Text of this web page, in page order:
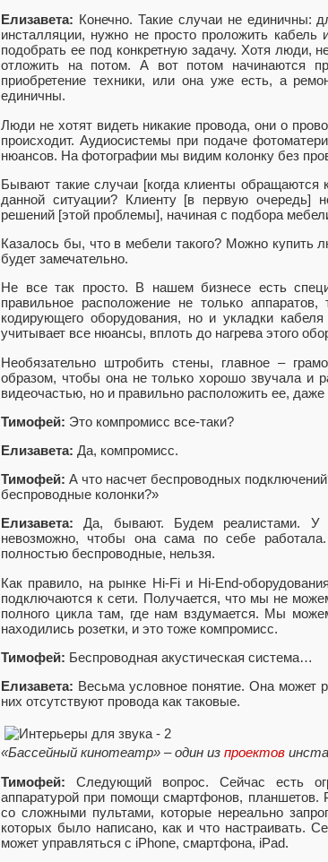
Елизавета: Конечно. Такие случаи не единичны:
инсталляции, нужно не просто проложить кабель
подобрать ее под конкретную задачу. Хотя люди,
отложить на потом. А вот потом начинаются
приобретение техники, или она уже есть, а
единичны.
Люди не хотят видеть никакие провода, они о
происходит. Аудиосистемы при подаче
нюансов. На фотографии мы видим колонку без
Бывают такие случаи [когда клиенты
данной ситуации? Клиенту [в первую очередь]
решений [этой проблемы], начиная с подбора
Казалось бы, что в мебели такого? Можно купить
будет замечательно.
Не все так просто. В нашем бизнесе есть
правильное расположение не только
кодирующего оборудования, но и укладки
учитывает все нюансы, вплоть до нагрева этого
Необязательно штробить стены, главное –
образом, чтобы она не только хорошо звучала и
видеочастью, но и правильно расположить ее,
Тимофей: Это компромисс все-таки?
Елизавета: Да, компромисс.
Тимофей: А что насчет беспроводных
беспроводные колонки?»
Елизавета: Да, бывают. Будем реалистами. У
невозможно, чтобы она сама по себе
полностью беспроводные, нельзя.
Как правило, на рынке Hi-Fi и Hi-End-
подключаются к сети. Получается, что мы не
полного цикла там, где нам вздумается. Мы
находились розетки, и это тоже компромисс.
Тимофей: Беспроводная акустическая система…
Елизавета: Весьма условное понятие. Она может
них отсутствуют провода как таковые.
«Бассейный кинотеатр» – один из проектов
Тимофей: Следующий вопрос. Сейчас есть
аппаратурой при помощи смартфонов,
со сложными пультами, которые нереально
которых было написано, как и что настраивать.
может управляться с iPhone, смартфона, iPad.